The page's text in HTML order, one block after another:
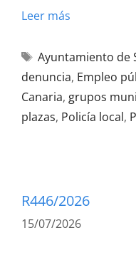
Leer más
Ayuntamiento de
denuncia, Empleo
Canaria, grupos
plazas, Policía local,
R446/2026
15/07/2026